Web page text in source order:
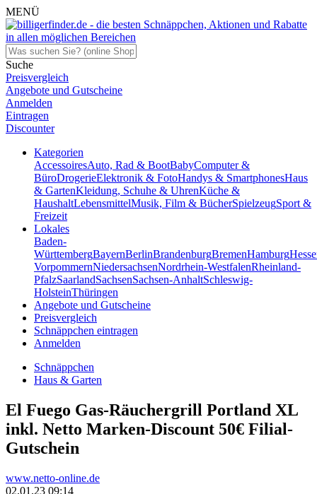
MENÜ
Suche
Preisvergleich
Angebote und Gutscheine
Anmelden
Eintragen
Discounter
Kategorien
AccessoiresAuto, Rad & BootBabyComputer &
BüroDrogerieElektronik & FotoHandys & SmartphonesHaus
& GartenKleidung, Schuhe & UhrenKüche &
HaushaltLebensmittelMusik, Film & BücherSpielzeugSport &
Freizeit
Lokales
Baden-
WürttembergBayernBerlinBrandenburgBremenHamburg
VorpommernNiedersachsenNordrhein-WestfalenRheinland-
PfalzSaarlandSachsenSachsen-AnhaltSchleswig-
HolsteinThüringen
Angebote und Gutscheine
Preisvergleich
Schnäppchen eintragen
Anmelden
Schnäppchen
Haus & Garten
El Fuego Gas-Räuchergrill Portland XL
inkl. Netto Marken-Discount 50€ Filial-
Gutschein
www.netto-online.de
02.01.23 09:14